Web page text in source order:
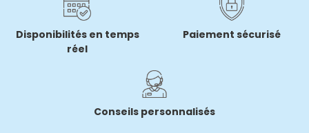
Disponibilités en temps
réel
Paiement sécurisé
Conseils personnalisés